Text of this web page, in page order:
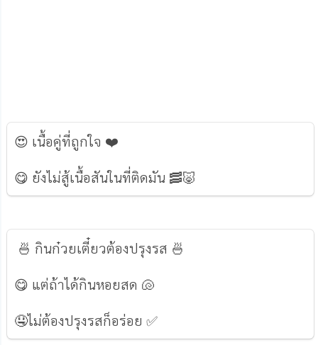
😍 เนื้อคู่ที่ถูกใจ ❤️️
😋 ยังไม่สู้เนื้อสันในที่ติดมัน 🥓🐷
🍜 กินก๋วยเตี๋ยวต้องปรุงรส 🍜
😋 แต่ถ้าได้กินหอยสด 🐚
🤤ไม่ต้องปรุงรสก็อร่อย ✅